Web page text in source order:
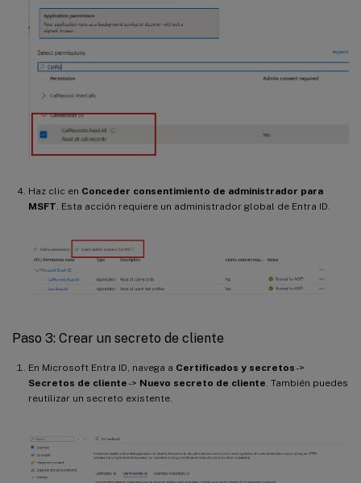
Haz clic en Conceder consentimiento de administrador para
MSFT. Esta acción requiere un administrador global de Entra ID.
Paso 3: Crear un secreto de cliente
En Microsoft Entra ID, navega a Certificados y secretos->
Secretos de cliente-> Nuevo secreto de cliente. También puedes
reutilizar un secreto existente.